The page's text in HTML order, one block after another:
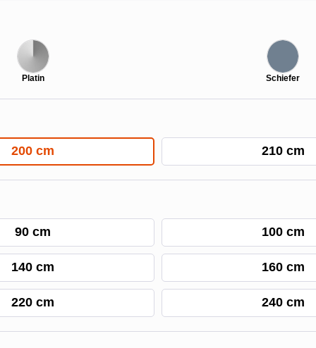
Platin Schiefer
200 cm 210 cm
90 cm 100 cm
140 cm 160 cm
220 cm 240 cm